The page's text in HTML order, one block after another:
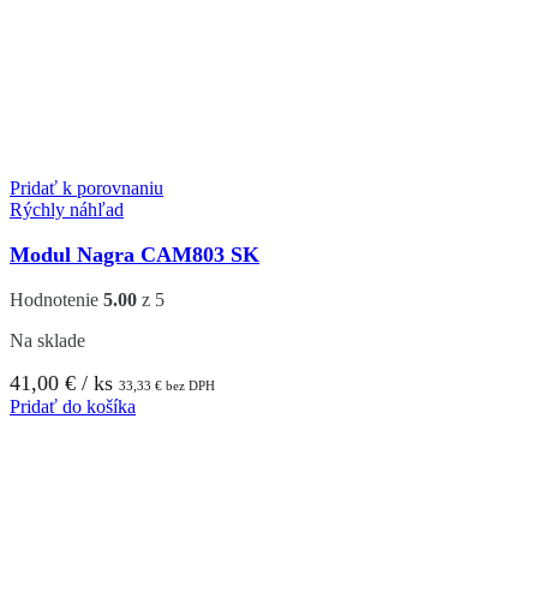
Pridať k porovnaniu
Rýchly náhľad
Modul Nagra CAM803 SK
Hodnotenie 5.00 z 5
Na sklade
41,00 € / ks 33,33 € bez DPH
Pridať do košíka